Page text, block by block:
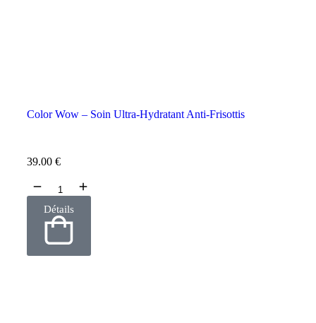
Color Wow – Soin Ultra-Hydratant Anti-Frisottis
39.00 €
Détails